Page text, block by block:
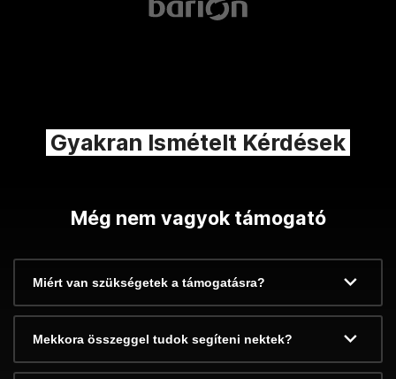
Gyakran Ismételt Kérdések
Még nem vagyok támogató
Miért van szükségetek a támogatásra?
Mekkora összeggel tudok segíteni nektek?